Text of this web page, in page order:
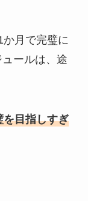
月で完璧に
ールは、途
を目指しすぎ